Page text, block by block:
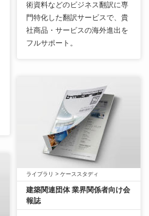
術資料などのビジネス翻訳に専
門特化した翻訳サービスで、貴
社商品・サービスの海外進出を
フルサポート。
ライブラリ > ケーススタディ
建築関連団体 業界関係者向け会
報誌